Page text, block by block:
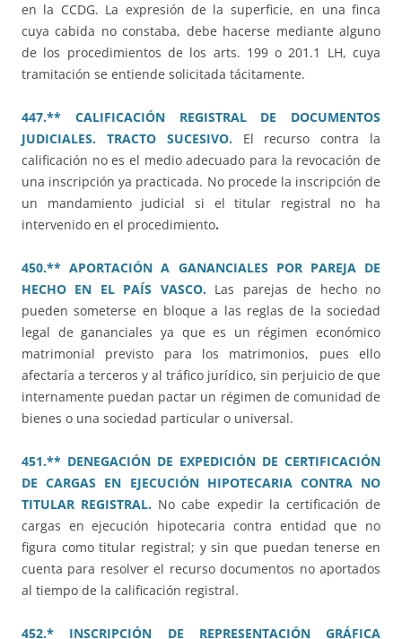
en la CCDG. La expresión de la superficie, en una finca
cuya cabida no constaba, debe hacerse mediante alguno
de los procedimientos de los arts. 199 o 201.1 LH, cuya
tramitación se entiende solicitada tácitamente.
447.** CALIFICACIÓN REGISTRAL DE DOCUMENTOS
JUDICIALES. TRACTO SUCESIVO.
El recurso contra la
calificación no es el medio adecuado para la revocación de
una inscripción ya practicada. No procede la inscripción de
un mandamiento judicial si el titular registral no ha
intervenido en el procedimiento.
450.** APORTACIÓN A GANANCIALES POR PAREJA DE
HECHO EN EL PAÍS VASCO.Las parejas de hecho no
pueden someterse en bloque a las reglas de la sociedad
legal de gananciales ya que es un régimen económico
matrimonial previsto para los matrimonios, pues ello
afectaría a terceros y al tráfico jurídico, sin perjuicio de que
internamente puedan pactar un régimen de comunidad de
bienes o una sociedad particular o universal.
451.** DENEGACIÓN DE EXPEDICIÓN DE CERTIFICACIÓN
DE CARGAS EN EJECUCIÓN HIPOTECARIA CONTRA NO
TITULAR REGISTRAL. No cabe expedir la certificación de
cargas en ejecución hipotecaria contra entidad que no
figura como titular registral; y sin que puedan tenerse en
cuenta para resolver el recurso documentos no aportados
al tiempo de la calificación registral.
452.* INSCRIPCIÓN DE REPRESENTACIÓN GRÁFICA